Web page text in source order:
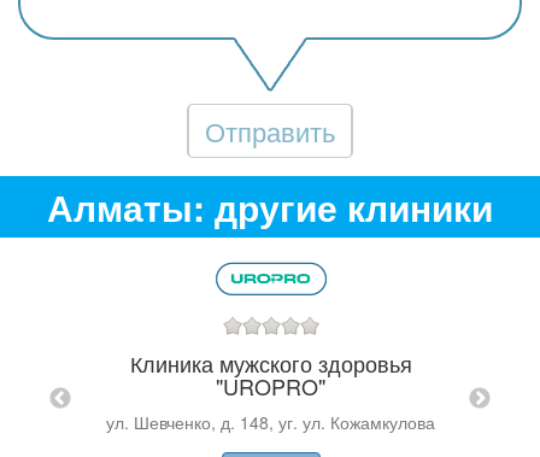
Отправить
Алматы: другие клиники
Клиника мужского здоровья
"UROPRO"
ул. Шевченко, д. 148, уг. ул. Кожамкулова